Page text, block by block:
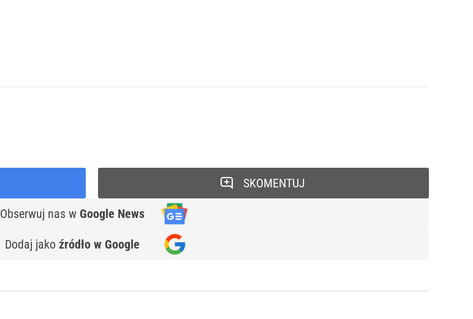
Obserwuj nas w Google News
Dodaj jako źródło w Google
SKOMENTUJ